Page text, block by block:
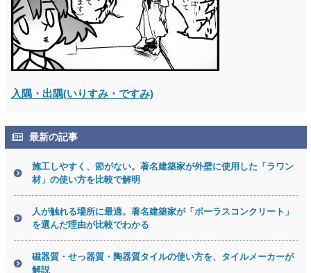
入隅・出隅(いりすみ・ですみ)
最新の記事
施工しやすく、節がない。著名建築家が外壁に使用した「ラワン
材」の使い方を比較で解明
人が触れる場所に最適。著名建築家が「ポーラスコンクリート」
を選んだ理由が比較でわかる
磁器質・せっ器質・陶器質タイルの使い方を、タイルメーカーが
解説